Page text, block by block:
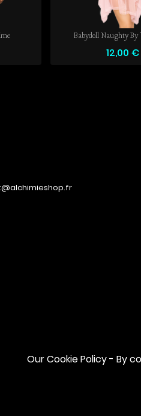
Babydoll Naughty By
12,00 €
Our Cookie Policy - By